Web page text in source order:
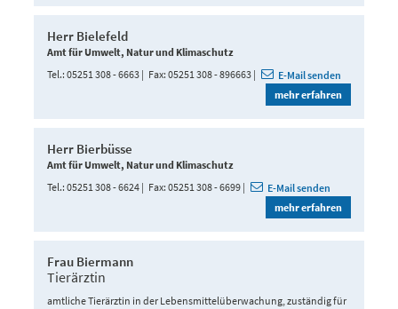
Herr Bielefeld
Amt für Umwelt, Natur und Klimaschutz
Tel. 05251 308 - 6663 Fax 05251 308 - 896663
E-Mail senden
mehr erfahren
Herr Bierbüsse
Amt für Umwelt, Natur und Klimaschutz
Tel. 05251 308 - 6624 Fax 05251 308 - 6699
E-Mail senden
mehr erfahren
Frau Biermann
Tierärztin
amtliche Tierärztin in der Lebensmittelüberwachung, zuständig für